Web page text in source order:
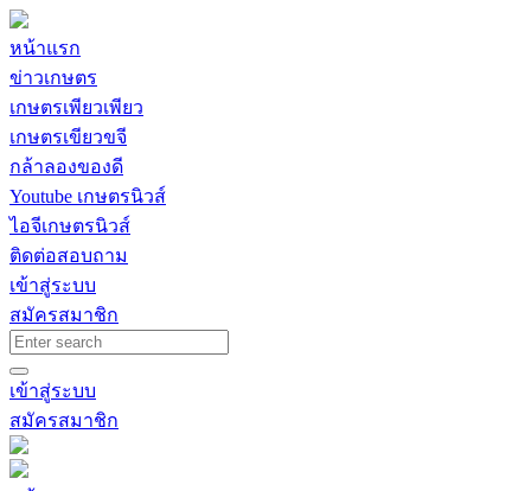
หน้าแรก
ข่าวเกษตร
เกษตรเพียวเพียว
เกษตรเขียวขจี
กล้าลองของดี
Youtube เกษตรนิวส์
ไอจีเกษตรนิวส์
ติดต่อสอบถาม
เข้าสู่ระบบ
สมัครสมาชิก
เข้าสู่ระบบ
สมัครสมาชิก